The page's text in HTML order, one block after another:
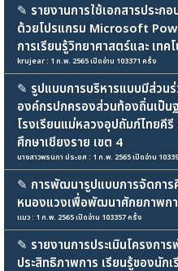
✎ รายงานการใช้เอกสารประก
ด้วยโปรแกรม Microsoft
การเรียนรู้วิทยาศาสตร์และ เท
krujear : 1 ก.พ. 2565 เปิดอ่าน 103371 ครั้ง
✎ รูปแบบการบริหารแบบมีส่วน
องค์กรปกครองส่วนท้องถิ่นเป็
โรงเรียนแม่หลวงอุปถัมภ์ไทยคี
ศึกษาเชียงราย เขต 4
นางสาวพรนภา ประยศ : 1 ก.พ. 2565 เปิดอ่าน
✎ การพัฒนารูปแบบการจัดการ
หนองแวงเพื่อพัฒนาศักยภาพกา
แมว : 1 ก.พ. 2565 เปิดอ่าน 103357 ครั้ง
✎ รายงานการประเมินโครงก
ประสิทธิภาพการ เรียนรู้ของนัก